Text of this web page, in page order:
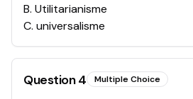
B. Utilitarianisme
C. universalisme
Question4 Multiple Choice